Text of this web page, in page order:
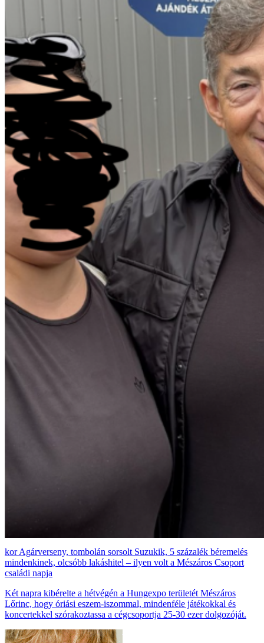
Agárverseny, tombolán sorsolt Suzukik, 5 százalék béremelés
mindenkinek, olcsóbb lakáshitel – ilyen volt a Mészáros Csoport
családi napja
Két napra kibérelte a hétvégén a Hungexpo területét Mészáros
Lőrinc, hogy óriási eszem-iszommal, mindenféle játékokkal és
koncertekkel szórakoztassa a cégcsoportja 25-30 ezer dolgozóját.